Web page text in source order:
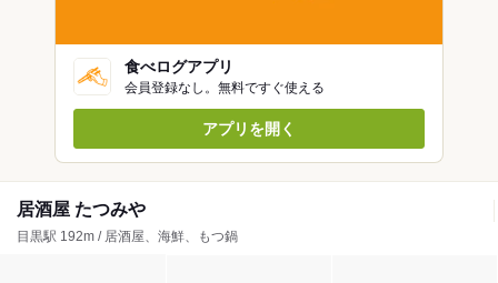
食べログアプリ
会員登録なし。無料ですぐ使える
アプリを開く
居酒屋 たつみや
目黒駅 192m / 居酒屋、海鮮、もつ鍋